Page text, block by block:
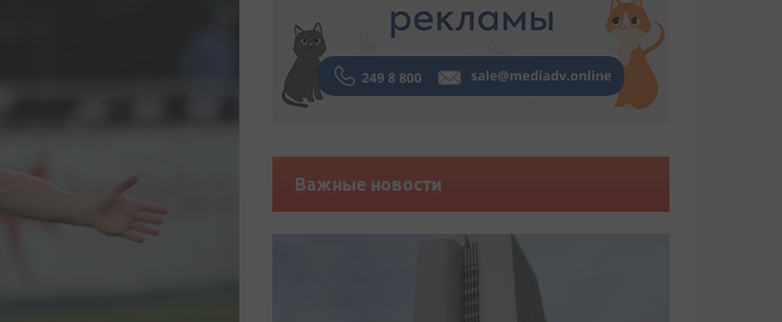
Важные новости